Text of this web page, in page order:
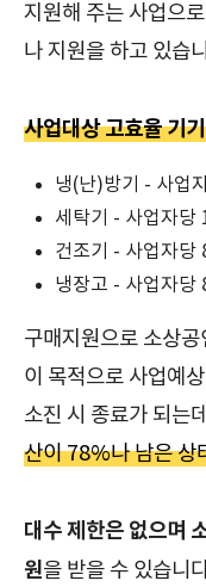
지원해 주는 사업으
나 지원을 하고 있습
사업대상 고효율 기
냉(난)방기 - 사업
세탁기 - 사업자당
건조기 - 사업자당
냉장고 - 사업자당
구매지원으로 소상
이 목적으로 사업예
소진 시 종료가 되는
산이 78%나 남은 상
대수 제한은 없으며
원을 받을 수 있습니